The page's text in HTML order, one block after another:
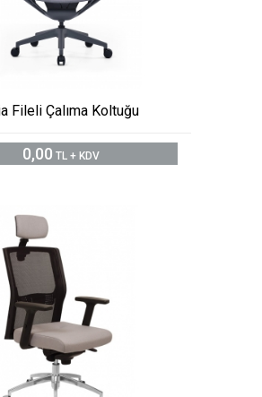
Fileli Çalıma Koltuğu
0,00 TL + KDV